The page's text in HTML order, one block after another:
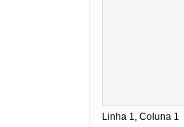
Linha 1, Coluna 1